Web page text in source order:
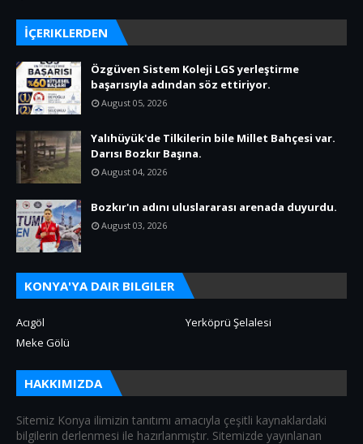
İÇERIKLERDEN
Özgüven Sistem Koleji LGS yerleştirme
başarısıyla adından söz ettiriyor.
August 05, 2026
Yalıhüyük'de Tilkilerin bile Millet Bahçesi var.
Darısı Bozkır Başına.
August 04, 2026
Bozkır'ın adını uluslararası arenada duyurdu.
August 03, 2026
KONYA'YA DAIR BILGILER
Acıgöl
Yerköprü Şelalesi
Meke Gölü
HAKKIMIZDA
Sitemiz Konya ilimizin tanıtımı amacıyla çeşitli kaynaklardaki
bilgilerin derlenmesi ile hazırlanmıştır. Sitemizde yayınlanan